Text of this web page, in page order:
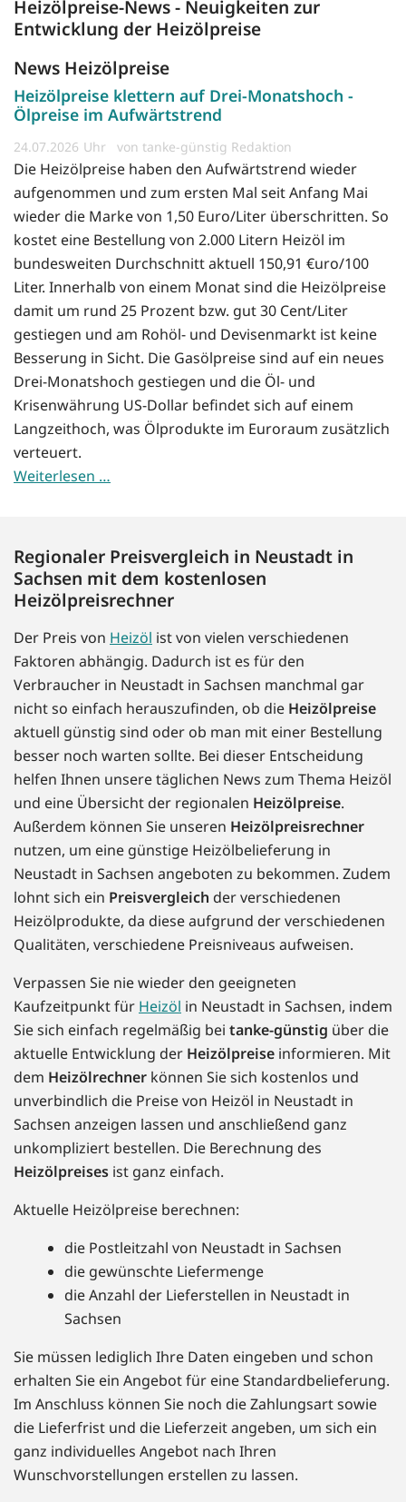
Heizölpreise-News - Neuigkeiten zur
Entwicklung der Heizölpreise
News Heizölpreise
Heizölpreise klettern auf Drei-Monatshoch -
Ölpreise im Aufwärtstrend
24.07.2026 von tanke-günstig Redaktion
Die Heizölpreise haben den Aufwärtstrend wieder
aufgenommen und zum ersten Mal seit Anfang Mai
wieder die Marke von 1,50 Euro/Liter überschritten. So
kostet eine Bestellung von 2.000 Litern Heizöl im
bundesweiten Durchschnitt aktuell 150,91 €uro/100
Liter. Innerhalb von einem Monat sind die Heizölpreise
damit um rund 25 Prozent bzw. gut 30 Cent/Liter
gestiegen und am Rohöl- und Devisenmarkt ist keine
Besserung in Sicht. Die Gasölpreise sind auf ein neues
Drei-Monatshoch gestiegen und die Öl- und
Krisenwährung US-Dollar befindet sich auf einem
Langzeithoch, was Ölprodukte im Euroraum zusätzlich
verteuert.
Weiterlesen …
Regionaler Preisvergleich in Neustadt in
Sachsen mit dem kostenlosen
Heizölpreisrechner
Der Preis von Heizöl ist von vielen verschiedenen
Faktoren abhängig. Dadurch ist es für den
Verbraucher in Neustadt in Sachsen manchmal gar
nicht so einfach herauszufinden, ob die Heizölpreise
aktuell günstig sind oder ob man mit einer Bestellung
besser noch warten sollte. Bei dieser Entscheidung
helfen Ihnen unsere täglichen News zum Thema Heizöl
und eine Übersicht der regionalen Heizölpreise.
Außerdem können Sie unseren Heizölpreisrechner
nutzen, um eine günstige Heizölbelieferung in
Neustadt in Sachsen angeboten zu bekommen. Zudem
lohnt sich ein Preisvergleich der verschiedenen
Heizölprodukte, da diese aufgrund der verschiedenen
Qualitäten, verschiedene Preisniveaus aufweisen.
Verpassen Sie nie wieder den geeigneten
Kaufzeitpunkt für Heizöl in Neustadt in Sachsen, indem
Sie sich einfach regelmäßig bei tanke-günstig über die
aktuelle Entwicklung der Heizölpreise informieren. Mit
dem Heizölrechner können Sie sich kostenlos und
unverbindlich die Preise von Heizöl in Neustadt in
Sachsen anzeigen lassen und anschließend ganz
unkompliziert bestellen. Die Berechnung des
Heizölpreises ist ganz einfach.
Aktuelle Heizölpreise berechnen:
die Postleitzahl von Neustadt in Sachsen
die gewünschte Liefermenge
die Anzahl der Lieferstellen in Neustadt in
Sachsen
Sie müssen lediglich Ihre Daten eingeben und schon
erhalten Sie ein Angebot für eine Standardbelieferung.
Im Anschluss können Sie noch die Zahlungsart sowie
die Lieferfrist und die Lieferzeit angeben, um sich ein
ganz individuelles Angebot nach Ihren
Wunschvorstellungen erstellen zu lassen.